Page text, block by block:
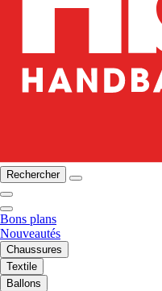
Rechercher
Bons plans
Nouveautés
Chaussures
Textile
Ballons